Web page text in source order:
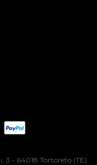
3 - 64018 Tortoreto (TE)